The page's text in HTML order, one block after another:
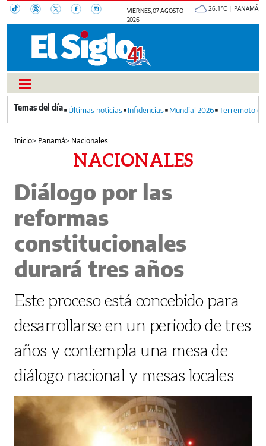
VIERNES, 07 AGOSTO
2026
26.1°C | PANAMÁ
Últimas noticias Infidencias Mundial 2026 Terremoto
Inicio> Panamá> Nacionales
NACIONALES
Diálogo por las
reformas
constitucionales
durará tres años
Este proceso está concebido para
desarrollarse en un periodo de tres
años y contempla una mesa de
diálogo nacional y mesas locales